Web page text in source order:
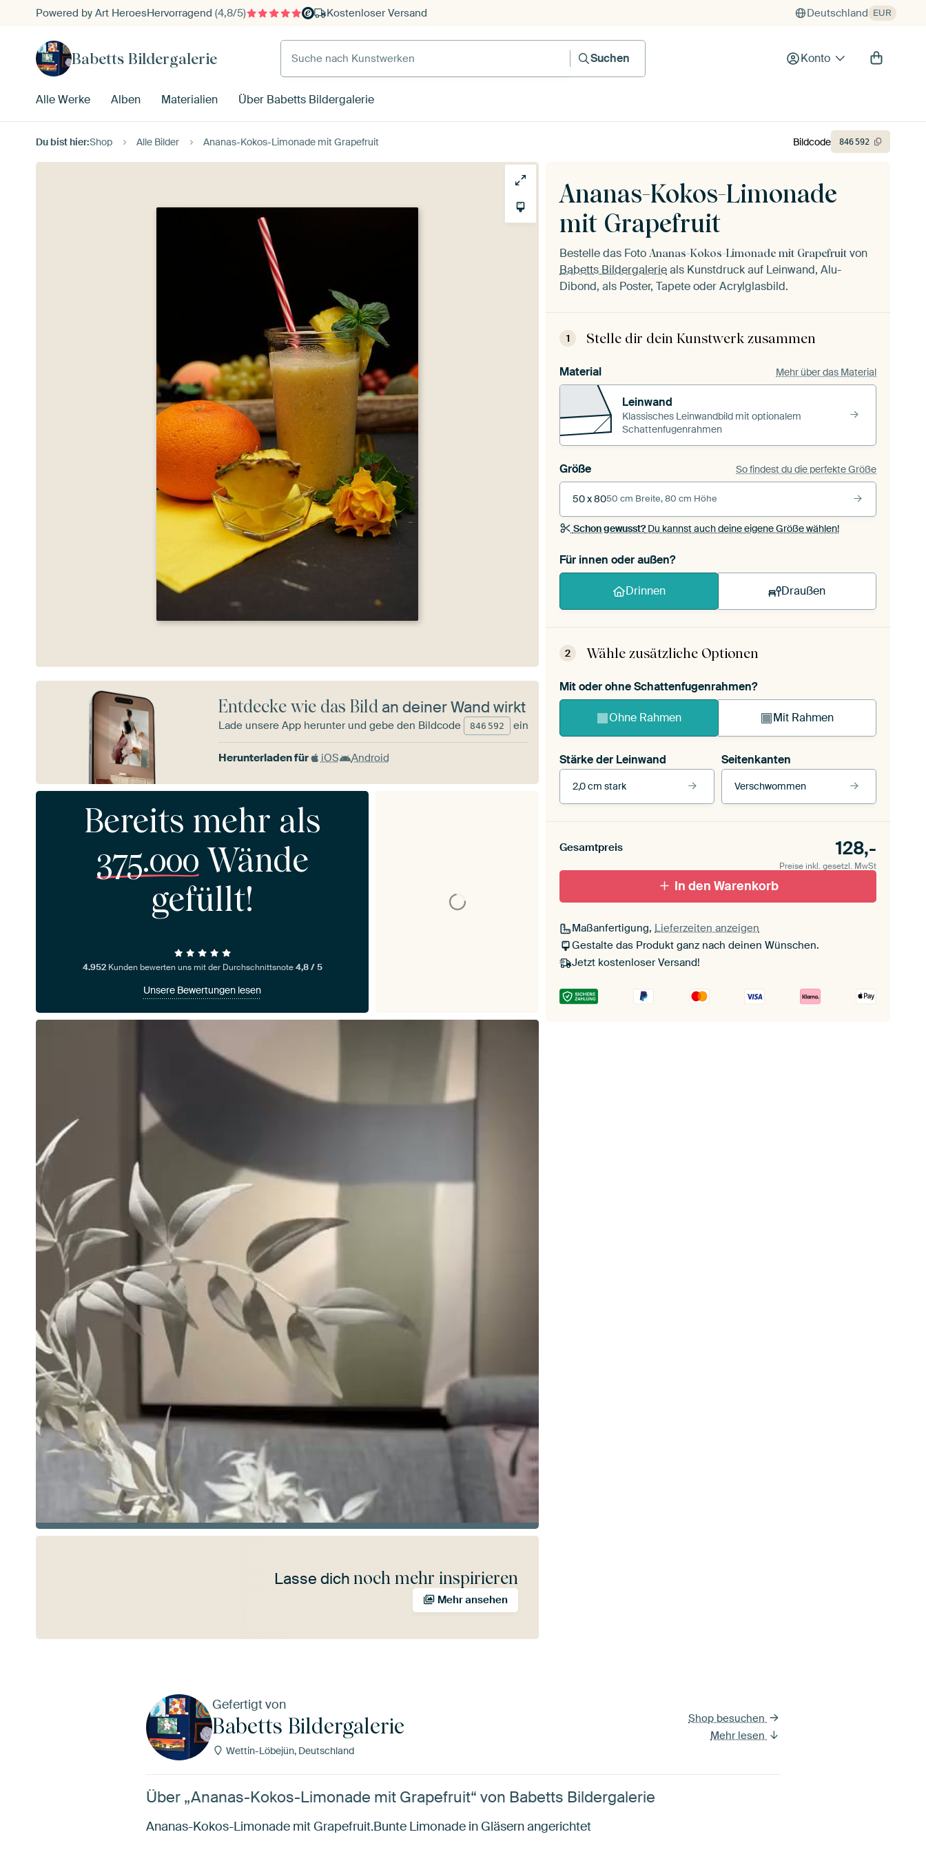
Powered by Art HeroesHervorragend (4,8/5) Kostenloser Versand Deutschland EUR
Babetts Bildergalerie
Suche nach Kunstwerken
Suchen
Konto
Alle Werke Alben Materialien Über Babetts Bildergalerie
Du bist hier:Shop Alle Bilder Ananas-Kokos-Limonade mit Grapefruit
Ananas-Kokos-Limonade
mit Grapefruit
Bestelle das Foto Ananas-Kokos-Limonade mit Grapefruit von
Babetts Bildergalerieals Kunstdruck auf Leinwand, Alu-
Dibond, als Poster, Tapete oder Acrylglasbild.
1 Stelle dir dein Kunstwerk zusammen
Material Mehr über das Material
Leinwand
Klassisches Leinwandbild mit optionalem
Schattenfugenrahmen
Größe So findest du die perfekte Größe
50 x 8050 cm Breite, 80 cm Höhe
Schon gewusst?Du kannst auch deine eigene Größe wählen!
Für innen oder außen?
Drinnen Draußen
2 Wähle zusätzliche Optionen
Mit oder ohne Schattenfugenrahmen?
Ohne Rahmen Mit Rahmen
Stärke der Leinwand
2,0 cm stark
Seitenkanten
Verschwommen
schwarz
Mit Schattenfugenrahmen, weiß
cm stark
Seitenkanten
Gesamtpreis 128,-
Preise inkl. gesetzl. MwSt
In den Warenkorb
Maßanfertigung, Lieferzeiten anzeigen
Gestalte das Produkt ganz nach deinen Wünschen.
Jetzt kostenloser Versand!
Bildcode 846592
Entdecke wie das Bildan deiner Wand wirkt
Lade unsere App herunter und gebe den Bildcode 846 592 ein
Herunterladen für iOS Android
Bereits mehr als
375.000 Wände
gefüllt!
4.952Kunden bewerten uns mit der Durchschnittsnote4,8 / 5
Unsere Bewertungen lesen
Lasse dich noch mehr inspirieren
Mehr ansehen
Gefertigt von
Babetts Bildergalerie
Wettin-Löbejün, Deutschland
Shop besuchen
Mehr lesen
Über „Ananas-Kokos-Limonade mit Grapefruit“ von Babetts Bildergalerie
Ananas-Kokos-Limonade mit Grapefruit.Bunte Limonade in Gläsern angerichtet